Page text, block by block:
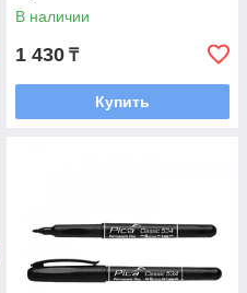
В наличии
1 430 ₸
Купить